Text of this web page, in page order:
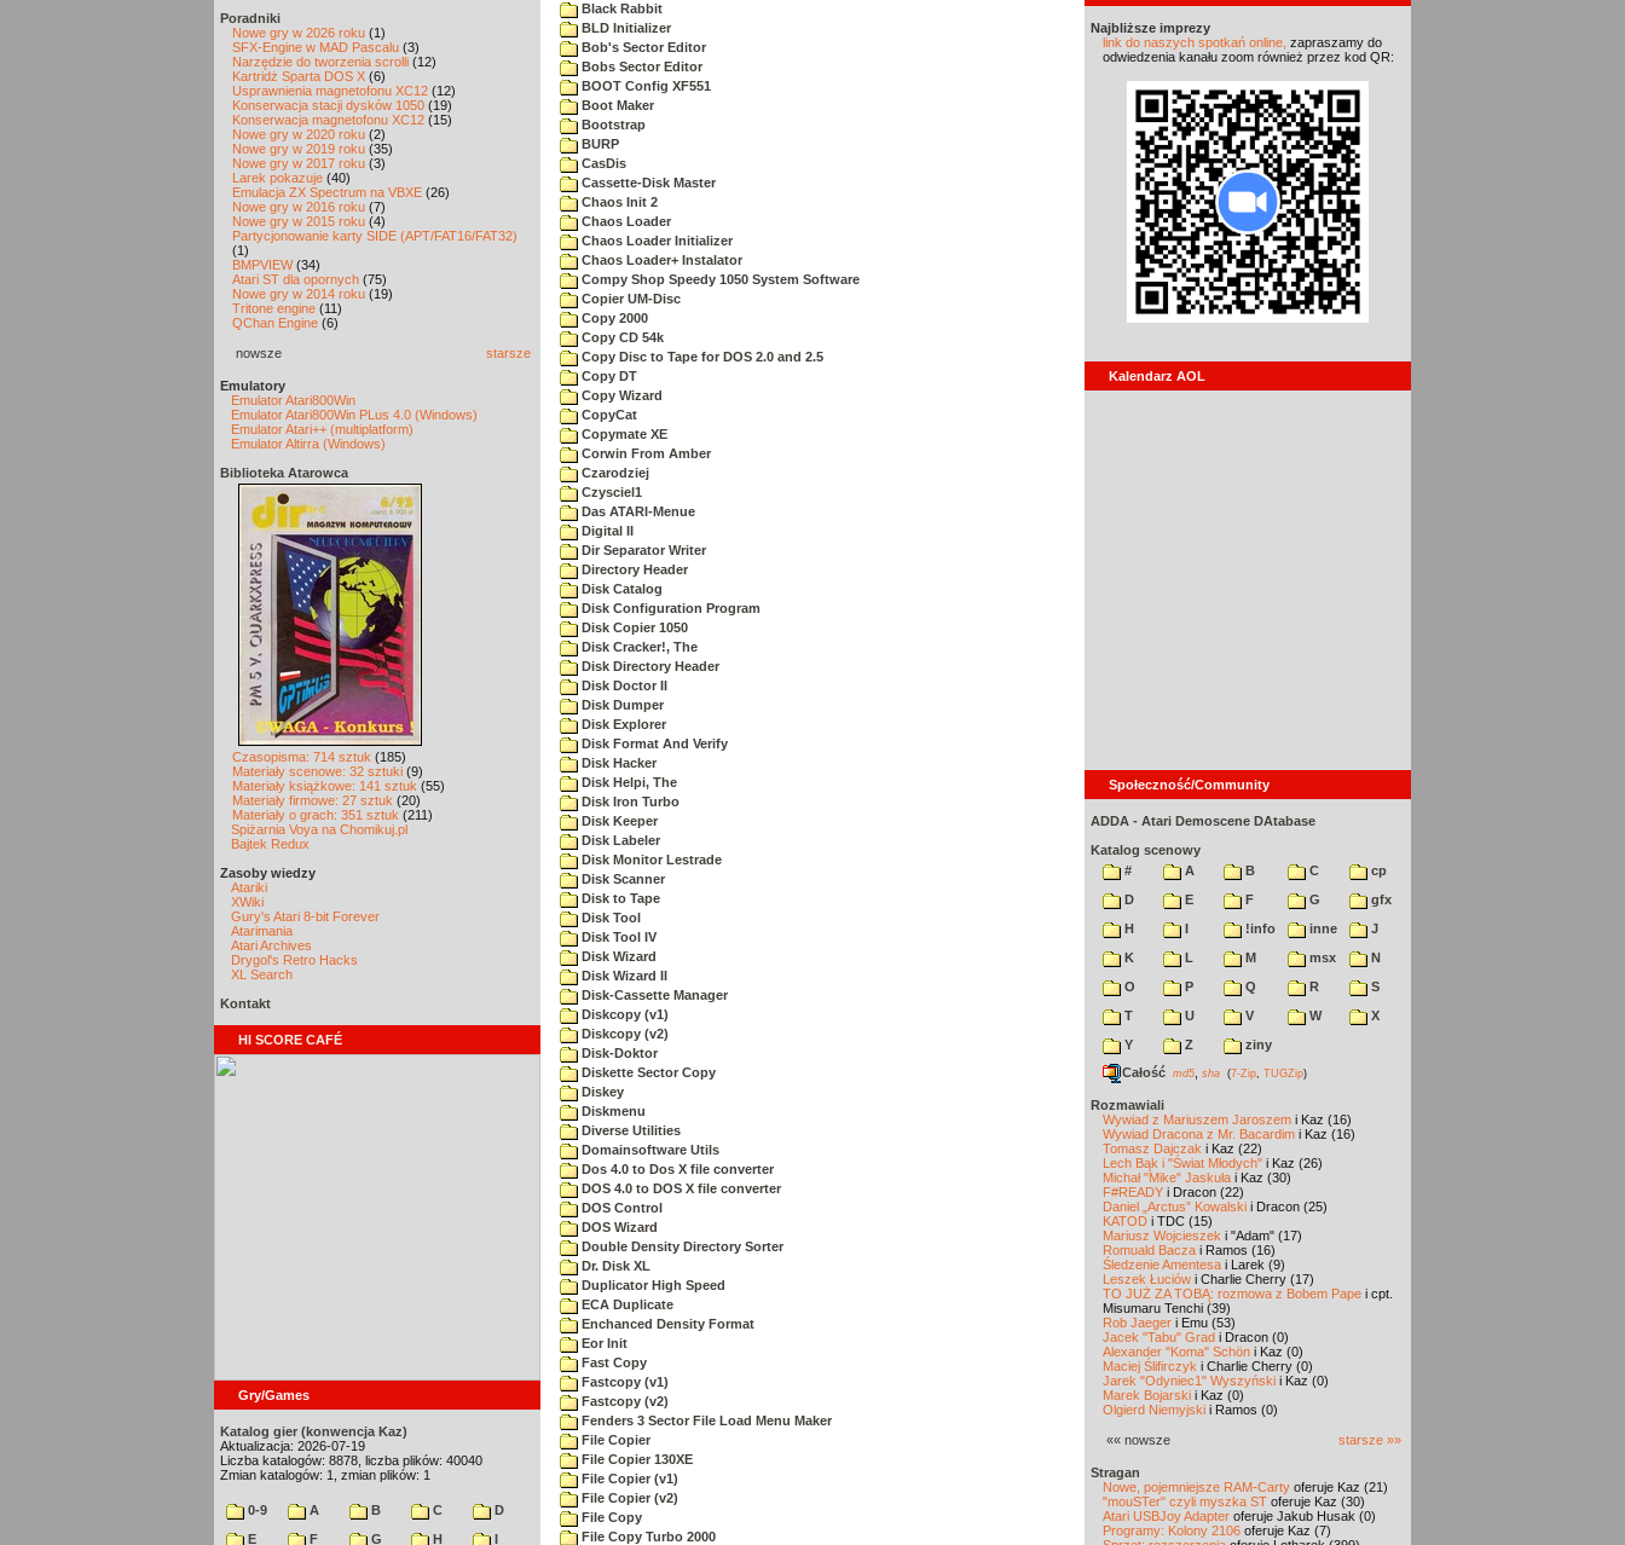
Poradniki
Nowe gry w 2026 roku (1)
SFX-Engine w MAD Pascalu (3)
Narzędzie do tworzenia scrolli (12)
Kartridż Sparta DOS X (6)
Usprawnienia magnetofonu XC12 (12)
Konserwacja stacji dysków 1050 (19)
Konserwacja magnetofonu XC12 (15)
Nowe gry w 2020 roku (2)
Nowe gry w 2019 roku (35)
Nowe gry w 2017 roku (3)
Larek pokazuje (40)
Emulacja ZX Spectrum na VBXE (26)
Nowe gry w 2016 roku (7)
Nowe gry w 2015 roku (4)
Partycjonowanie karty SIDE (APT/FAT16/FAT32)
(1)
BMPVIEW(34)
Atari ST dla opornych (75)
Nowe gry w 2014 roku (19)
Tritone engine (11)
QChan Engine (6)
nowsze starsze
Emulatory
Emulator Atari800Win
Emulator Atari800Win PLus 4.0 (Windows)
Emulator Atari++ (multiplatform)
Emulator Altirra (Windows)
Biblioteka Atarowca
Czasopisma: 714 sztuk (185)
Materiały scenowe: 32 sztuki (9)
Materiały książkowe: 141 sztuk (55)
Materiały firmowe: 27 sztuk (20)
Materiały o grach: 351 sztuk (211)
Spiżarnia Voya na Chomikuj.pl
Bajtek Redux
Zasoby wiedzy
Atariki
XWiki
Gury's Atari 8-bit Forever
Atarimania
Atari Archives
Drygol's Retro Hacks
XL Search
Kontakt
HI SCORE CAFÉ
Gry/Games
Katalog gier (konwencja Kaz)
Aktualizacja: 2026-07-19
Liczba katalogów: 8878, liczba plików: 40040
Zmian katalogów: 1, zmian plików: 1
0-9 A B C
D
E
F G H
I
Black Rabbit
BLD Initializer
Bob's Sector Editor
Bobs Sector Editor
BOOT Config XF551
Boot Maker
Bootstrap
BURP
CasDis
Cassette-Disk Master
Chaos Init 2
Chaos Loader
Chaos Loader Initializer
Chaos Loader+ Instalator
Compy Shop Speedy 1050 System Software
Copier UM-Disc
Copy 2000
Copy CD 54k
Copy Disc to Tape for DOS 2.0 and 2.5
Copy DT
Copy Wizard
CopyCat
Copymate XE
Corwin From Amber
Czarodziej
Czysciel1
Das ATARI-Menue
Digital II
Dir Separator Writer
Directory Header
Disk Catalog
Disk Configuration Program
Disk Copier 1050
Disk Cracker!, The
Disk Directory Header
Disk Doctor II
Disk Dumper
Disk Explorer
Disk Format And Verify
Disk Hacker
Disk Helpi, The
Disk Iron Turbo
Disk Keeper
Disk Labeler
Disk Monitor Lestrade
Disk Scanner
Disk to Tape
Disk Tool
Disk Tool IV
Disk Wizard
Disk Wizard II
Disk-Cassette Manager
Diskcopy (v1)
Diskcopy (v2)
Disk-Doktor
Diskette Sector Copy
Diskey
Diskmenu
Diverse Utilities
Domainsoftware Utils
Dos 4.0 to Dos X file converter
DOS 4.0 to DOS X file converter
DOS Control
DOS Wizard
Double Density Directory Sorter
Dr. Disk XL
Duplicator High Speed
ECA Duplicate
Enchanced Density Format
Eor Init
Fast Copy
Fastcopy (v1)
Fastcopy (v2)
Fenders 3 Sector File Load Menu Maker
File Copier
File Copier 130XE
File Copier (v1)
File Copier (v2)
File Copy
File Copy Turbo 2000
Najbliższe imprezy
link do naszych spotkań online, zapraszamy do
odwiedzenia kanału zoom również przez kod QR:
Kalendarz AOL
Społeczność/Community
ADDA - Atari Demoscene DAtabase
Katalog scenowy
#
A B C
cp
D
E F G
gfx
H
I !info inne
J
K
L M msx
N
O
P Q R
S
T
U V W
X
Y
Z
ziny
Całość md5 sha (7-Zip TUGZip)
Rozmawiali
Wywiad z Mariuszem Jaroszem i Kaz (16)
Wywiad Dracona z Mr. Bacardim i Kaz (16)
Tomasz Dajczak i Kaz (22)
Lech Bąk i "Świat Młodych" i Kaz (26)
Michał "Mike" Jaskuła i Kaz (30)
F#READY i Dracon (22)
Daniel „Arctus” Kowalski i Dracon (25)
KATOD i TDC (15)
Mariusz Wojcieszek i "Adam" (17)
Romuald Bacza i Ramos (16)
Śledzenie Amentesa i Larek (9)
Leszek Łuciów i Charlie Cherry (17)
TO JUŻ ZA TOBĄ: rozmowa z Bobem Pape i cpt.
Misumaru Tenchi (39)
Rob Jaeger i Emu (53)
Jacek "Tabu" Grad i Dracon (0)
Alexander "Koma" Schön i Kaz (0)
Maciej Ślifirczyk i Charlie Cherry (0)
Jarek "Odyniec1" Wyszyński i Kaz (0)
Marek Bojarski i Kaz (0)
Olgierd Niemyjski i Ramos (0)
«« nowsze starsze »»
Stragan
Nowe, pojemniejsze RAM-Carty oferuje Kaz (21)
"mouSTer" czyli myszka ST oferuje Kaz (30)
Atari USBJoy Adapter oferuje Jakub Husak (0)
Programy: Kolony 2106 oferuje Kaz (7)